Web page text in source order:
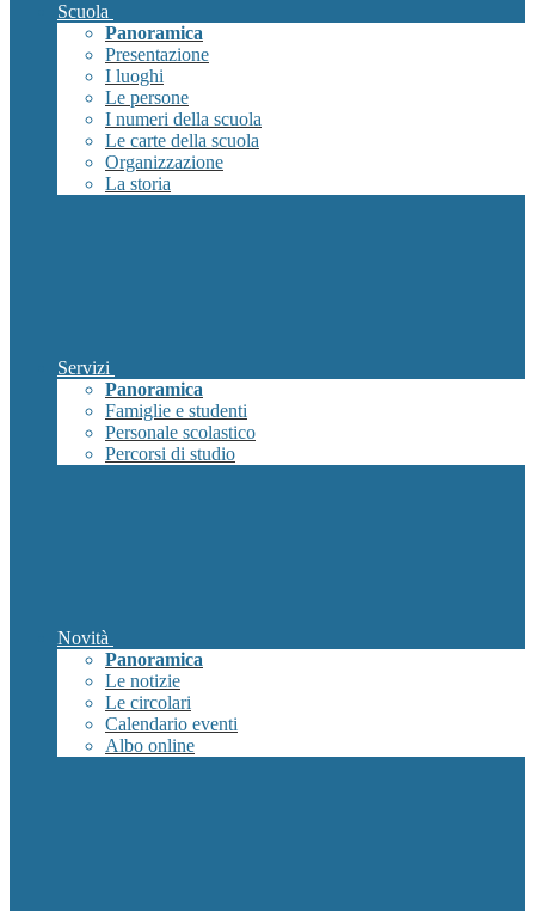
Scuola
Panoramica
Presentazione
I luoghi
Le persone
I numeri della scuola
Le carte della scuola
Organizzazione
La storia
Servizi
Panoramica
Famiglie e studenti
Personale scolastico
Percorsi di studio
Novità
Panoramica
Le notizie
Le circolari
Calendario eventi
Albo online